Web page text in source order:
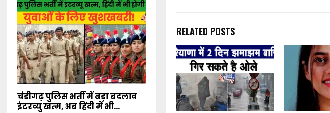
RELATED POSTS
चंडीगढ़ पुलिस भर्ती में बड़ा बदलाव
इंटरव्यु खत्म, अब हिंदी में भी...